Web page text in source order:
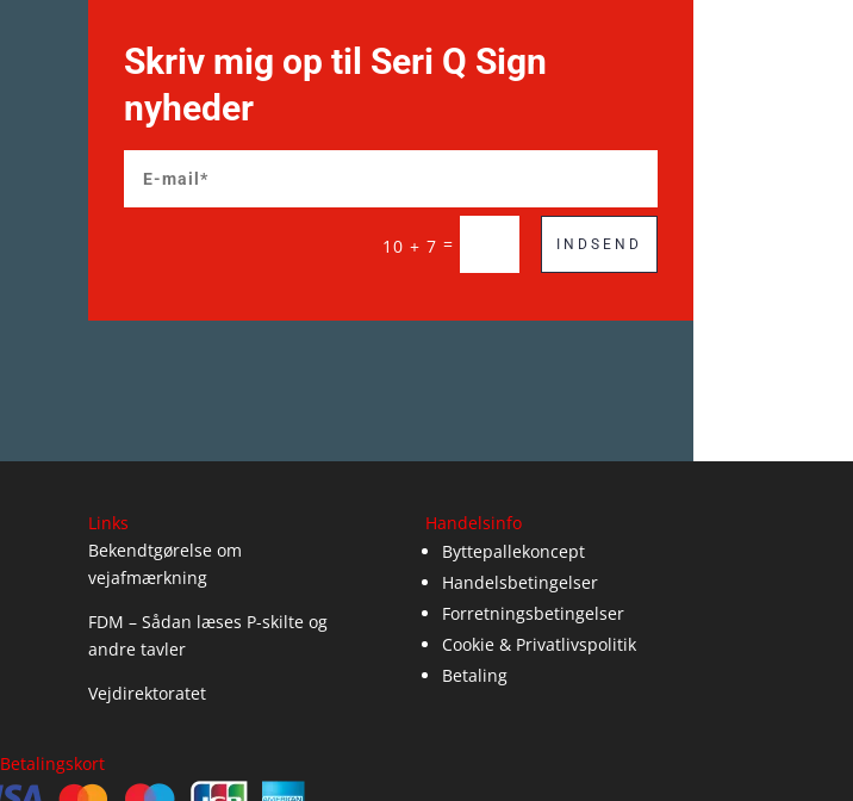
Skriv mig op til Seri Q Sign
nyheder
10 + 7 = INDSEND
Links
Bekendtgørelse om
vejafmærkning
FDM – Sådan læses P-skilte og
andre tavler
Vejdirektoratet
Handelsinfo
Byttepallekoncept
Handelsbetingelser
Forretningsbetingelser
Cookie & Privatlivspolitik
Betaling
Betalingskort